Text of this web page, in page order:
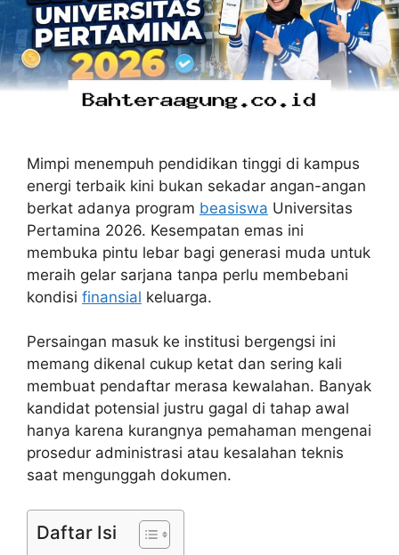
Mimpi menempuh pendidikan tinggi di kampus
energi terbaik kini bukan sekadar angan-angan
berkat adanya program beasiswa Universitas
Pertamina 2026. Kesempatan emas ini
membuka pintu lebar bagi generasi muda untuk
meraih gelar sarjana tanpa perlu membebani
kondisi finansial keluarga.
Persaingan masuk ke institusi bergengsi ini
memang dikenal cukup ketat dan sering kali
membuat pendaftar merasa kewalahan. Banyak
kandidat potensial justru gagal di tahap awal
hanya karena kurangnya pemahaman mengenai
prosedur administrasi atau kesalahan teknis
saat mengunggah dokumen.
Daftar Isi